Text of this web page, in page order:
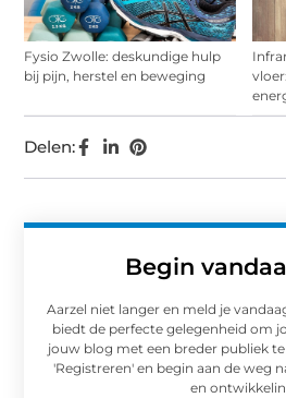
Fysio Zwolle: deskundige hulp
bij pijn, herstel en beweging
Begin
Aarzel niet langer en meld je
biedt de perfecte gelegenheid om
jouw blog met een breder publiek
'Registreren' en begin aan de weg
en
Delen: